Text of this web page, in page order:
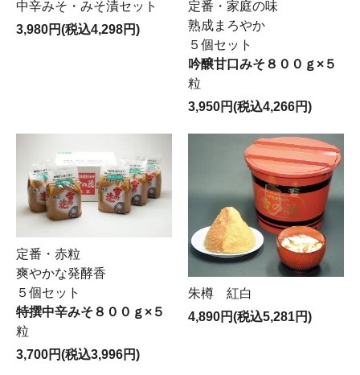
中辛みそ・みそ漬セット
3,980円(税込4,298円)
定番・家庭の味
熟成まろやか
５個セット
吟醸甘口みそ８００ｇ×５
粒
3,950円(税込4,266円)
定番・赤粒
爽やかな発酵香
５個セット
特撰中辛みそ８００ｇ×５
粒
3,700円(税込3,996円)
朱樽 紅白
4,890円(税込5,281円)